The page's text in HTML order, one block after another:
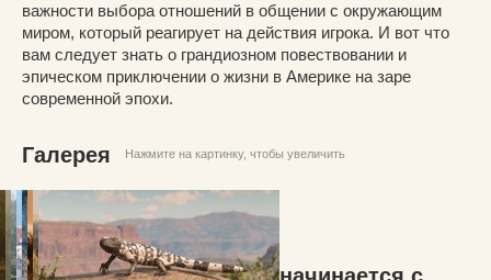
важности выбора отношений в общении с окружающим
миром, который реагирует на действия игрока. И вот что
вам следует знать о грандиозном повествовании и
эпическом приключении о жизни в Америке на заре
современной эпохи.
Галерея Нажмите на картинку, чтобы увеличить